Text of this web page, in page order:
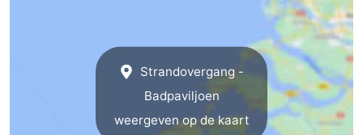
Strandovergang -
Badpaviljoen
weergeven op de kaart